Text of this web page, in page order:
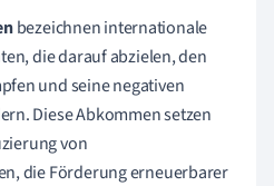
bezeichnen internationale
die darauf abzielen, den
und seine negativen
Diese Abkommen setzen
von
die Förderung erneuerbarer